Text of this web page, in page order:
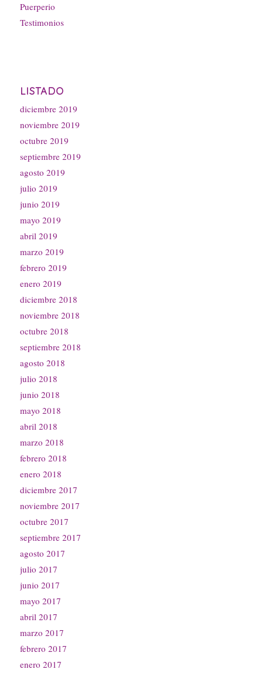
Puerperio
Testimonios
LISTADO
diciembre 2019
noviembre 2019
octubre 2019
septiembre 2019
agosto 2019
julio 2019
junio 2019
mayo 2019
abril 2019
marzo 2019
febrero 2019
enero 2019
diciembre 2018
noviembre 2018
octubre 2018
septiembre 2018
agosto 2018
julio 2018
junio 2018
mayo 2018
abril 2018
marzo 2018
febrero 2018
enero 2018
diciembre 2017
noviembre 2017
octubre 2017
septiembre 2017
agosto 2017
julio 2017
junio 2017
mayo 2017
abril 2017
marzo 2017
febrero 2017
enero 2017